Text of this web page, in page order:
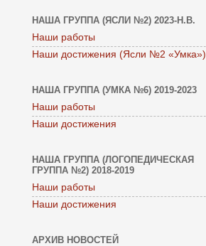
НАША ГРУППА (ЯСЛИ №2) 2023-Н.В.
Наши работы
Наши достижения (Ясли №2 «Умка»)
НАША ГРУППА (УМКА №6) 2019-2023
Наши работы
Наши достижения
НАША ГРУППА (ЛОГОПЕДИЧЕСКАЯ
ГРУППА №2) 2018-2019
Наши работы
Наши достижения
АРХИВ НОВОСТЕЙ